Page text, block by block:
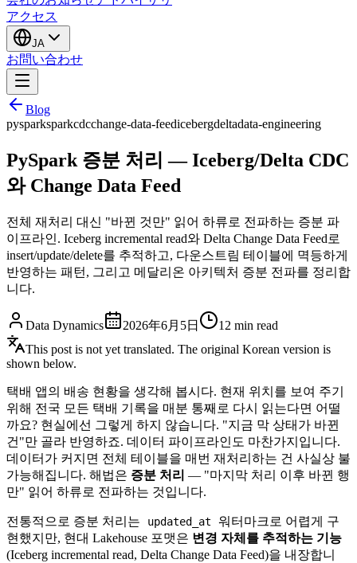
アクセス
JA
お問い合わせ
Blog
pysparksparkcdcchange-data-feedicebergdeltadata-engineering
PySpark 증분 처리 — Iceberg/Delta CDC
와 Change Data Feed
전체 재처리 대신 "바뀐 것만" 읽어 하류로 전파하는 증분 파
이프라인. Iceberg incremental read와 Delta Change Data Feed로
insert/update/delete를 추적하고, 다운스트림 테이블에 멱등하게
반영하는 패턴, 그리고 메달리온 아키텍처 증분 전파를 정리합
니다.
Data Dynamics 2026年6月5日 12 min read
This post is not yet translated. The original Korean version is
shown below.
택배 앱의 배송 현황을 생각해 봅시다. 현재 위치를 보여 주기
위해 전국 모든 택배 기록을 매분 통째로 다시 읽는다면 어떨
까요? 현실에선 그렇게 하지 않습니다. "지금 막 상태가 바뀐
건"만 골라 반영하죠. 데이터 파이프라인도 마찬가지입니다.
데이터가 커지면 전체 테이블을 매번 재처리하는 건 사실상 불
가능해집니다. 해법은 증분 처리 — "마지막 처리 이후 바뀐 행
만" 읽어 하류로 전파하는 것입니다.
전통적으로 증분 처리는 updated_at
워터마크로 어렵게 구
현했지만, 현대 Lakehouse 포맷은 변경 자체를 추적하는 기능
(Iceberg incremental read, Delta Change Data Feed)을 내장합니